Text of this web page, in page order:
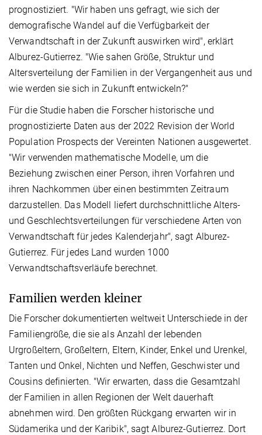
prognostiziert. "Wir haben uns gefragt, wie sich der
demografische Wandel auf die Verfügbarkeit der
Verwandtschaft in der Zukunft auswirken wird", erklärt
Alburez-Gutierrez. "Wie sahen Größe, Struktur und
Altersverteilung der Familien in der Vergangenheit aus und
wie werden sie sich in Zukunft entwickeln?"
Für die Studie haben die Forscher historische und
prognostizierte Daten aus der 2022 Revision der World
Population Prospects der Vereinten Nationen ausgewertet.
"Wir verwenden mathematische Modelle, um die
Beziehung zwischen einer Person, ihren Vorfahren und
ihren Nachkommen über einen bestimmten Zeitraum
darzustellen. Das Modell liefert durchschnittliche Alters-
und Geschlechtsverteilungen für verschiedene Arten von
Verwandtschaft für jedes Kalenderjahr", sagt Alburez-
Gutierrez. Für jedes Land wurden 1000
Verwandtschaftsverläufe berechnet.
Familien werden kleiner
Die Forscher dokumentierten weltweit Unterschiede in der
Familiengröße, die sie als Anzahl der lebenden
Urgroßeltern, Großeltern, Eltern, Kinder, Enkel und Urenkel,
Tanten und Onkel, Nichten und Neffen, Geschwister und
Cousins definierten. "Wir erwarten, dass die Gesamtzahl
der Familien in allen Regionen der Welt dauerhaft
abnehmen wird. Den größten Rückgang erwarten wir in
Südamerika und der Karibik", sagt Alburez-Gutierrez. Dort